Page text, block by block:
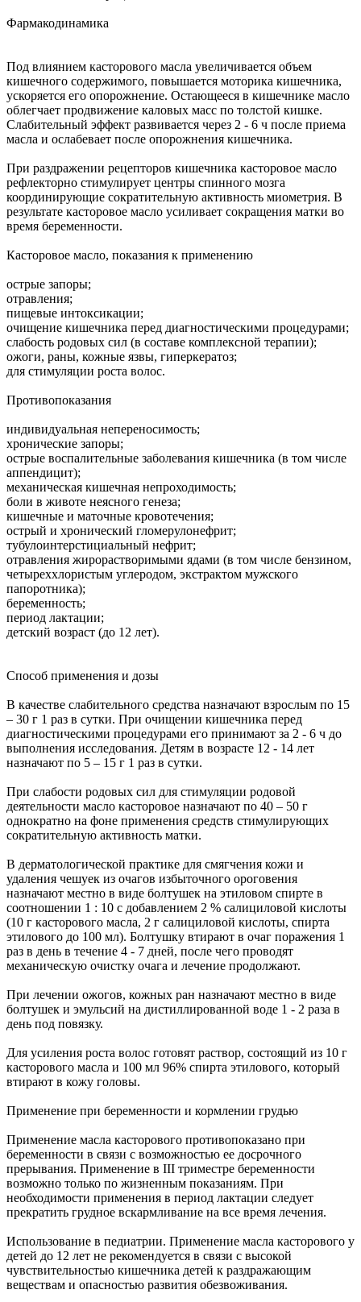
Фармакодинамика
Под влиянием касторового масла увеличивается объем
кишечного содержимого, повышается моторика кишечника,
ускоряется его опорожнение. Остающееся в кишечнике масло
облегчает продвижение каловых масс по толстой кишке.
Слабительный эффект развивается через 2 - 6 ч после приема
масла и ослабевает после опорожнения кишечника.
При раздражении рецепторов кишечника касторовое масло
рефлекторно стимулирует центры спинного мозга
координирующие сократительную активность миометрия. В
результате касторовое масло усиливает сокращения матки во
время беременности.
Касторовое масло, показания к применению
острые запоры;
отравления;
пищевые интоксикации;
очищение кишечника перед диагностическими процедурами;
слабость родовых сил (в составе комплексной терапии);
ожоги, раны, кожные язвы, гиперкератоз;
для стимуляции роста волос.
Противопоказания
индивидуальная непереносимость;
хронические запоры;
острые воспалительные заболевания кишечника (в том числе
аппендицит);
механическая кишечная непроходимость;
боли в животе неясного генеза;
кишечные и маточные кровотечения;
острый и хронический гломерулонефрит;
тубулоинтерстициальный нефрит;
отравления жирорастворимыми ядами (в том числе бензином,
четыреххлористым углеродом, экстрактом мужского
папоротника);
беременность;
период лактации;
детский возраст (до 12 лет).
Способ применения и дозы
В качестве слабительного средства назначают взрослым по 15
– 30 г 1 раз в сутки. При очищении кишечника перед
диагностическими процедурами его принимают за 2 - 6 ч до
выполнения исследования. Детям в возрасте 12 - 14 лет
назначают по 5 – 15 г 1 раз в сутки.
При слабости родовых сил для стимуляции родовой
деятельности масло касторовое назначают по 40 – 50 г
однократно на фоне применения средств стимулирующих
сократительную активность матки.
В дерматологической практике для смягчения кожи и
удаления чешуек из очагов избыточного ороговения
назначают местно в виде болтушек на этиловом спирте в
соотношении 1 : 10 с добавлением 2 % салициловой кислоты
(10 г касторового масла, 2 г салициловой кислоты, спирта
этилового до 100 мл). Болтушку втирают в очаг поражения 1
раз в день в течение 4 - 7 дней, после чего проводят
механическую очистку очага и лечение продолжают.
При лечении ожогов, кожных ран назначают местно в виде
болтушек и эмульсий на дистиллированной воде 1 - 2 раза в
день под повязку.
Для усиления роста волос готовят раствор, состоящий из 10 г
касторового масла и 100 мл 96% спирта этилового, который
втирают в кожу головы.
Применение при беременности и кормлении грудью
Применение масла касторового противопоказано при
беременности в связи с возможностью ее досрочного
прерывания. Применение в III триместре беременности
возможно только по жизненным показаниям. При
необходимости применения в период лактации следует
прекратить грудное вскармливание на все время лечения.
Использование в педиатрии. Применение масла касторового у
детей до 12 лет не рекомендуется в связи с высокой
чувствительностью кишечника детей к раздражающим
веществам и опасностью развития обезвоживания.